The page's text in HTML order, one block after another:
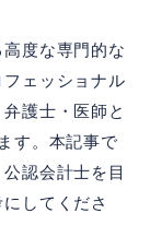
度な専門的な
ェッショナル
護士・医師と
す。本記事で
認会計士を目
してくださ